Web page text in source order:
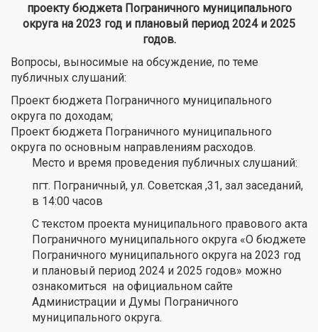
проекту бюджета Пограничного муниципального
округа на 2023 год и плановый период 2024 и 2025
годов.
Вопросы, выносимые на обсуждение, по теме
публичных слушаний:
Проект бюджета Пограничного муниципального
округа по доходам;
Проект бюджета Пограничного муниципального
округа по основным направлениям расходов.
Место и время проведения публичных слушаний:
пгт. Пограничный, ул. Советская ,31, зал заседаний,
в 14:00 часов
С текстом проекта муниципального правового акта
Пограничного муниципального округа «О бюджете
Пограничного муниципального округа на 2023 год
и плановый период 2024 и 2025 годов» можно
ознакомиться на официальном сайте
Администрации и Думы Пограничного
муниципального округа.